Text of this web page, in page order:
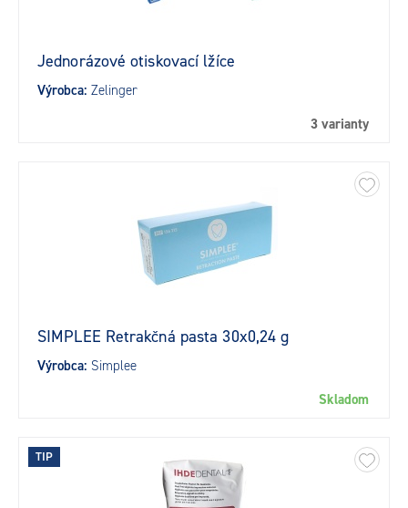
Jednorázové otiskovací lžíce
Výrobca: Zelinger
3 varianty
SIMPLEE Retrakčná pasta 30x0,24 g
Výrobca: Simplee
Skladom
TIP